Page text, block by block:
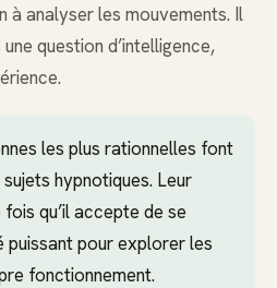
à analyser les mouvements. Il
question d’intelligence,
les plus rationnelles font
hypnotiques. Leur
qu’il accepte de se
puissant pour explorer les
fonctionnement.